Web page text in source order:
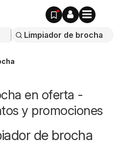
en oferta -
y promociones
de brocha